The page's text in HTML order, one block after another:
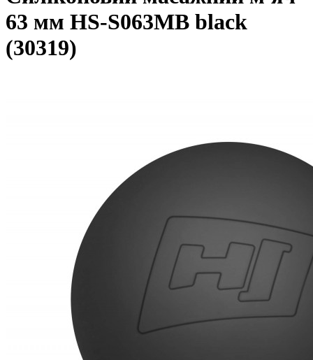
63 мм HS-S063MB black
(30319)